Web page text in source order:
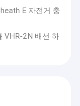
E 자전거 충
VHR-2N 배선 하